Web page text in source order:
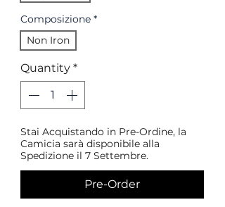
Composizione *
Non Iron
Quantity *
Stai Acquistando in Pre-Ordine, la
Camicia sarà disponibile alla
Spedizione il 7 Settembre.
Pre-Order